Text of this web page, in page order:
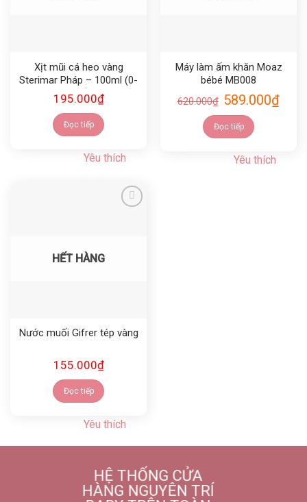
Xịt mũi cá heo vàng
Sterimar Pháp – 100ml (0-
3 tuổi)
195.000₫
Đọc tiếp
Yêu thích
Máy làm ấm khăn Moaz
bébé MB008
620.000₫ 589.000₫
Đọc tiếp
Yêu thích
HẾT HÀNG
Nước muối Gifrer tép vàng
155.000₫
Đọc tiếp
Yêu thích
HỆ THỐNG CỬA
HÀNG NGUYÊN TRÍ